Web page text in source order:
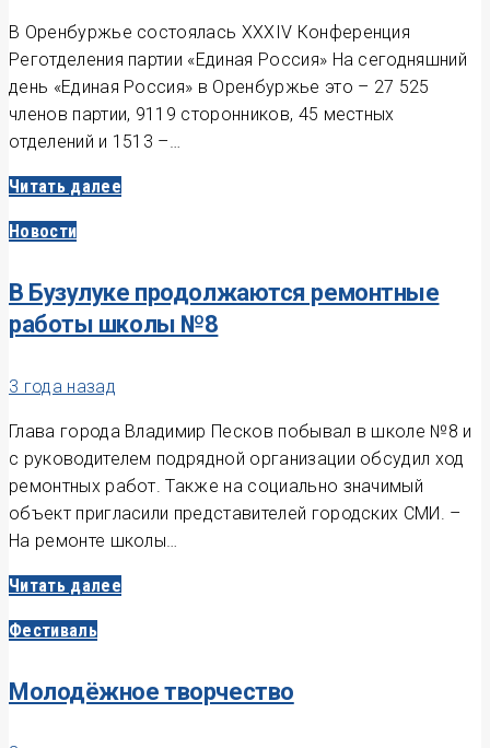
В Оренбуржье состоялась XXXIV Конференция
Реготделения партии «Единая Россия» На сегодняшний
день «Единая Россия» в Оренбуржье это – 27 525
членов партии, 9119 сторонников, 45 местных
отделений и 1513 –…
Читать далее
Новости
В Бузулуке продолжаются ремонтные
работы школы №8
3 года назад
Глава города Владимир Песков побывал в школе №8 и
с руководителем подрядной организации обсудил ход
ремонтных работ. Также на социально значимый
объект пригласили представителей городских СМИ. –
На ремонте школы…
Читать далее
Фестиваль
Молодёжное творчество